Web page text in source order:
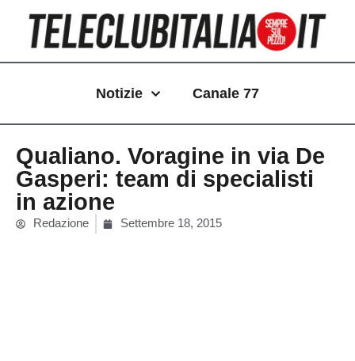
contenuto
Notizie Canale 77
Qualiano. Voragine in via De
Gasperi: team di specialisti
in azione
Redazione Settembre 18, 2015